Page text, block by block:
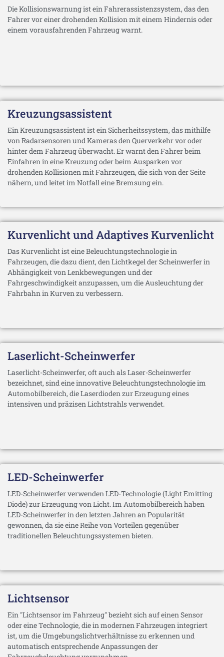
Die Kollisionswarnung ist ein Fahrerassistenzsystem, das den
Fahrer vor einer drohenden Kollision mit einem Hindernis oder
einem vorausfahrenden Fahrzeug warnt.
Kreuzungsassistent
Ein Kreuzungsassistent ist ein Sicherheitssystem, das mithilfe
von Radarsensoren und Kameras den Querverkehr vor oder
hinter dem Fahrzeug überwacht. Er warnt den Fahrer beim
Einfahren in eine Kreuzung oder beim Ausparken vor
drohenden Kollisionen mit Fahrzeugen, die sich von der Seite
nähern, und leitet im Notfall eine Bremsung ein.
Kurvenlicht und Adaptives Kurvenlicht
Das Kurvenlicht ist eine Beleuchtungstechnologie in
Fahrzeugen, die dazu dient, den Lichtkegel der Scheinwerfer in
Abhängigkeit von Lenkbewegungen und der
Fahrgeschwindigkeit anzupassen, um die Ausleuchtung der
Fahrbahn in Kurven zu verbessern.
Laserlicht-Scheinwerfer
Laserlicht-Scheinwerfer, oft auch als Laser-Scheinwerfer
bezeichnet, sind eine innovative Beleuchtungstechnologie im
Automobilbereich, die Laserdioden zur Erzeugung eines
intensiven und präzisen Lichtstrahls verwendet.
LED-Scheinwerfer
LED-Scheinwerfer verwenden LED-Technologie (Light Emitting
Diode) zur Erzeugung von Licht. Im Automobilbereich haben
LED-Scheinwerfer in den letzten Jahren an Popularität
gewonnen, da sie eine Reihe von Vorteilen gegenüber
traditionellen Beleuchtungssystemen bieten.
Lichtsensor
Ein "Lichtsensor im Fahrzeug" bezieht sich auf einen Sensor
oder eine Technologie, die in modernen Fahrzeugen integriert
ist, um die Umgebungslichtverhältnisse zu erkennen und
automatisch entsprechende Anpassungen der